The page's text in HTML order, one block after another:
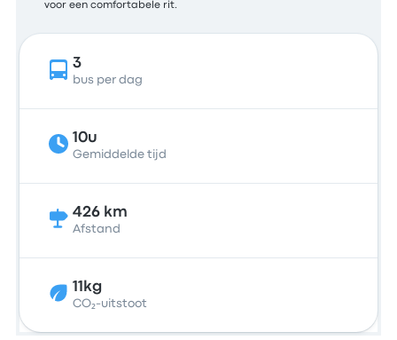
voor een comfortabele rit.
3
bus per dag
10u
Gemiddelde tijd
426 km
Afstand
11kg
CO₂-uitstoot